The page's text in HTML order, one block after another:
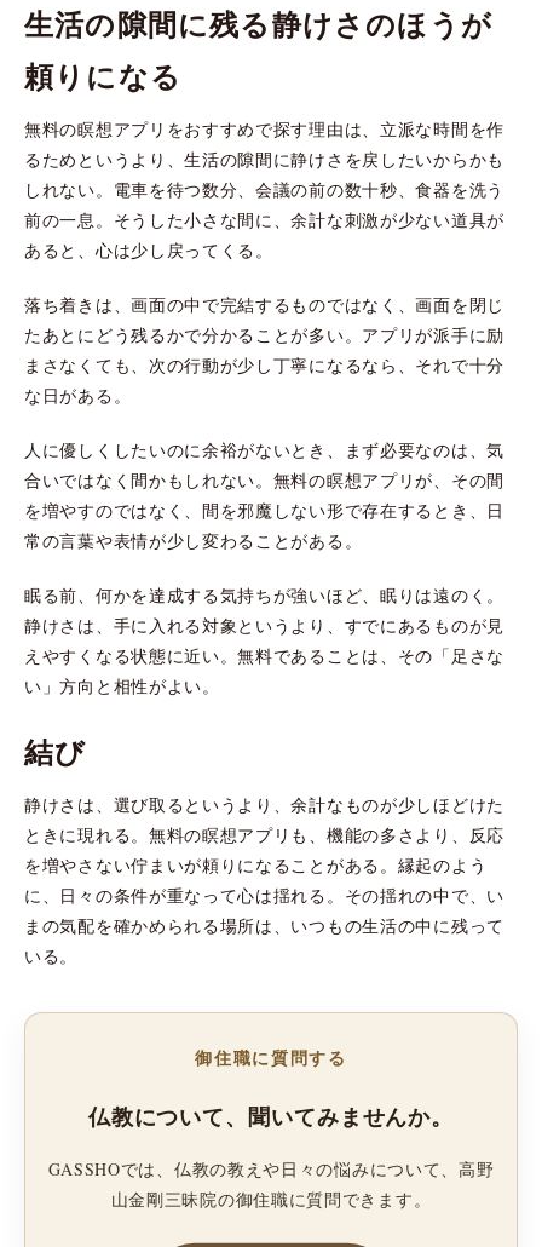
生活の隙間に残る静けさのほうが
頼りになる
無料の瞑想アプリをおすすめで探す理由は、立派な時間を作
るためというより、生活の隙間に静けさを戻したいからかも
しれない。電車を待つ数分、会議の前の数十秒、食器を洗う
前の一息。そうした小さな間に、余計な刺激が少ない道具が
あると、心は少し戻ってくる。
落ち着きは、画面の中で完結するものではなく、画面を閉じ
たあとにどう残るかで分かることが多い。アプリが派手に励
まさなくても、次の行動が少し丁寧になるなら、それで十分
な日がある。
人に優しくしたいのに余裕がないとき、まず必要なのは、気
合いではなく間かもしれない。無料の瞑想アプリが、その間
を増やすのではなく、間を邪魔しない形で存在するとき、日
常の言葉や表情が少し変わることがある。
眠る前、何かを達成する気持ちが強いほど、眠りは遠のく。
静けさは、手に入れる対象というより、すでにあるものが見
えやすくなる状態に近い。無料であることは、その「足さな
い」方向と相性がよい。
結び
静けさは、選び取るというより、余計なものが少しほどけた
ときに現れる。無料の瞑想アプリも、機能の多さより、反応
を増やさない佇まいが頼りになることがある。縁起のよう
に、日々の条件が重なって心は揺れる。その揺れの中で、い
まの気配を確かめられる場所は、いつもの生活の中に残って
いる。
御住職に質問する
仏教について、聞いてみませんか。
GASSHOでは、仏教の教えや日々の悩みについて、高野
山金剛三昧院の御住職に質問できます。